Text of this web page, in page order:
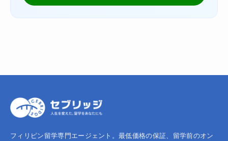
フィリピン留学専門エージェント。最低価格の保証、留学前のオン